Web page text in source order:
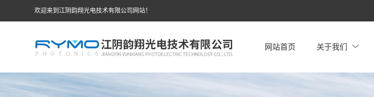
欢迎来到江阴韵翔光电技术有限公司网站！
网站首页 关于我们